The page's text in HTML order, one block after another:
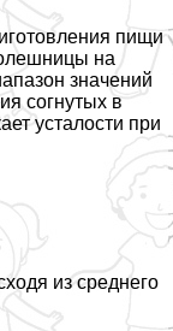
пищи
на
значений
согнутых в
усталости при
из среднего